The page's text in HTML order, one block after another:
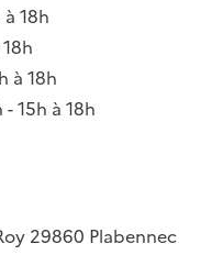
18h
à 18h
15h à 18h
29860 Plabennec